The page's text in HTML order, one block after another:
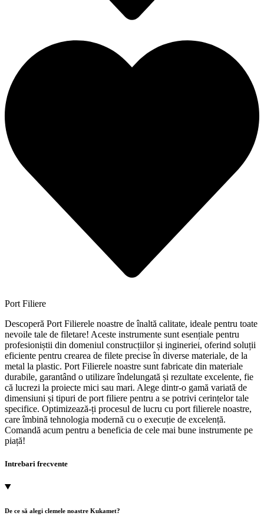
Port Filiere
Descoperă Port Filierele noastre de înaltă calitate, ideale pentru toate
nevoile tale de filetare! Aceste instrumente sunt esențiale pentru
profesioniștii din domeniul construcțiilor și ingineriei, oferind soluții
eficiente pentru crearea de filete precise în diverse materiale, de la
metal la plastic. Port Filierele noastre sunt fabricate din materiale
durabile, garantând o utilizare îndelungată și rezultate excelente, fie
că lucrezi la proiecte mici sau mari. Alege dintr-o gamă variată de
dimensiuni și tipuri de port filiere pentru a se potrivi cerințelor tale
specifice. Optimizează-ți procesul de lucru cu port filierele noastre,
care îmbină tehnologia modernă cu o execuție de excelență.
Comandă acum pentru a beneficia de cele mai bune instrumente pe
piață!
Intrebari frecvente
De ce să alegi clemele noastre Kukamet?